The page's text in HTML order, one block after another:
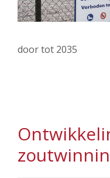
door tot 2035